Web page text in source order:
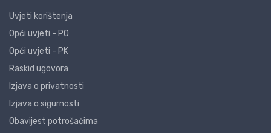
Uvjeti korištenja
Opći uvjeti - PO
Opći uvjeti - PK
Raskid ugovora
Izjava o privatnosti
Izjava o sigurnosti
Obavijest potrošačima